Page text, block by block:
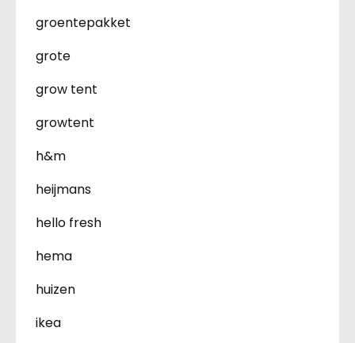
groentepakket
grote
grow tent
growtent
h&m
heijmans
hello fresh
hema
huizen
ikea